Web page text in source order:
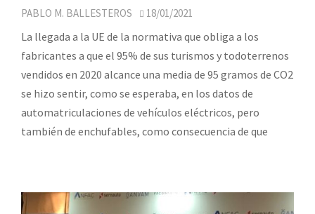
PABLO M. BALLESTEROS 18/01/2021
La llegada a la UE de la normativa que obliga a los
fabricantes a que el 95% de sus turismos y todoterrenos
vendidos en 2020 alcance una media de 95 gramos de CO2
se hizo sentir, como se esperaba, en los datos de
automatriculaciones de vehículos eléctricos, pero
también de enchufables, como consecuencia de que